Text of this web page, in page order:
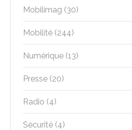
Mobilimag (30)
Mobilité (244)
Numérique (13)
Presse (20)
Radio (4)
Sécurité (4)